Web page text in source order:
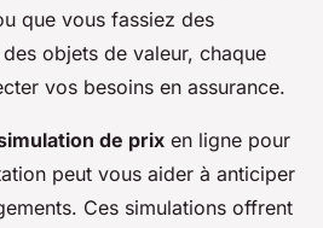
que vous fassiez des
objets de valeur, chaque
vos besoins en assurance.
de prix en ligne pour
peut vous aider à anticiper
Ces simulations offrent